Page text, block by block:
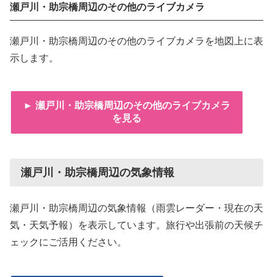
瀬戸川・助宗橋周辺のその他のライブカメラ
瀬戸川・助宗橋周辺のその他のライブカメラを地図上に表
示します。
► 瀬戸川・助宗橋周辺のその他のライブカメラ
を見る
瀬戸川・助宗橋周辺の気象情報
瀬戸川・助宗橋周辺の気象情報（雨雲レーダー・現在の天
気・天気予報）を表示しています。旅行や出張前の天候チ
ェックにご活用ください。